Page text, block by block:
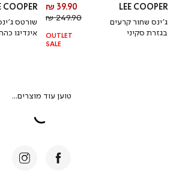
LEE COOPER
ג’ינס שחור קרעים
בגזרת סקיני
מחיר
מוצר
39.90 ₪
מחיר
רגיל
249.90 ₪
OUTLET
SALE
COOPER
שורטס
אינדיגו